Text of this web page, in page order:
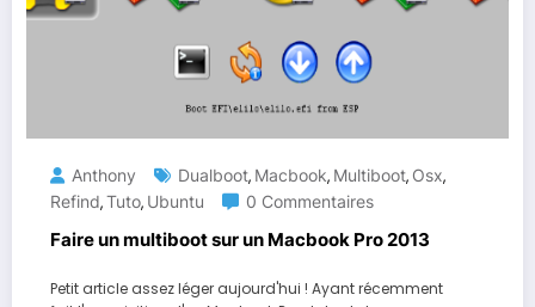
Anthony Dualboot, Macbook, Multiboot, Osx,
Refind,Tuto, Ubuntu 0 Commentaires
Faire un multiboot sur un Macbook Pro 2013
Petit article assez léger aujourd'hui ! Ayant récemment